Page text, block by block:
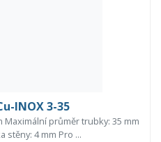
INOX 3-35
průměr trubky: 35 mm
stěny: 4 mm Pro ...